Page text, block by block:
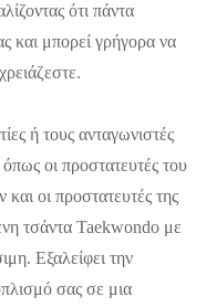
ότι πάντα
και μπορεί γρήγορα να
ή τους ανταγωνιστές
οι προστατευτές του
οι προστατευτές της
τσάντα Taekwondo με
Εξαλείφει την
σας σε μια